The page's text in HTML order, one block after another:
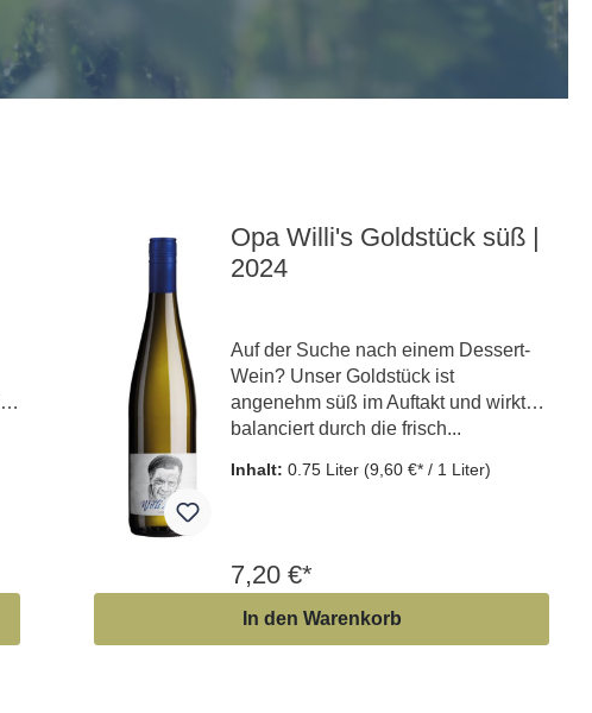
Opa Willi's Goldstück süß |
2024
Auf der Suche nach einem Dessert-
Wein? Unser Goldstück ist
angenehm süß im Auftakt und wirkt
balanciert durch die frisch...
Inhalt:0.75 Liter (9,60 €* / 1 Liter)
7,20 €*
In den Warenkorb